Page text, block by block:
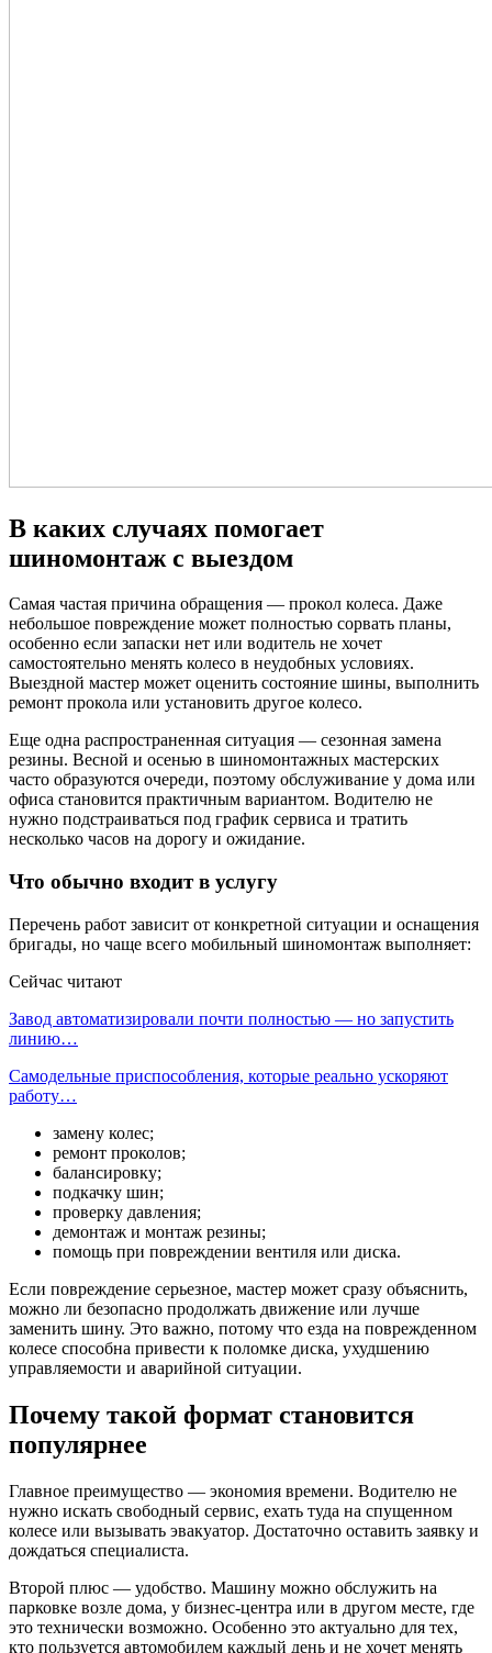
В каких случаях помогает
шиномонтаж с выездом
Самая частая причина обращения — прокол колеса. Даже
небольшое повреждение может полностью сорвать планы,
особенно если запаски нет или водитель не хочет
самостоятельно менять колесо в неудобных условиях.
Выездной мастер может оценить состояние шины, выполнить
ремонт прокола или установить другое колесо.
Еще одна распространенная ситуация — сезонная замена
резины. Весной и осенью в шиномонтажных мастерских
часто образуются очереди, поэтому обслуживание у дома или
офиса становится практичным вариантом. Водителю не
нужно подстраиваться под график сервиса и тратить
несколько часов на дорогу и ожидание.
Что обычно входит в услугу
Перечень работ зависит от конкретной ситуации и оснащения
бригады, но чаще всего мобильный шиномонтаж выполняет:
Сейчас читают
Завод автоматизировали почти полностью — но запустить
линию…
Самодельные приспособления, которые реально ускоряют
работу…
замену колес;
ремонт проколов;
балансировку;
подкачку шин;
проверку давления;
демонтаж и монтаж резины;
помощь при повреждении вентиля или диска.
Если повреждение серьезное, мастер может сразу объяснить,
можно ли безопасно продолжать движение или лучше
заменить шину. Это важно, потому что езда на поврежденном
колесе способна привести к поломке диска, ухудшению
управляемости и аварийной ситуации.
Почему такой формат становится
популярнее
Главное преимущество — экономия времени. Водителю не
нужно искать свободный сервис, ехать туда на спущенном
колесе или вызывать эвакуатор. Достаточно оставить заявку и
дождаться специалиста.
Второй плюс — удобство. Машину можно обслужить на
парковке возле дома, у бизнес-центра или в другом месте, где
это технически возможно. Особенно это актуально для тех,
кто пользуется автомобилем каждый день и не хочет менять